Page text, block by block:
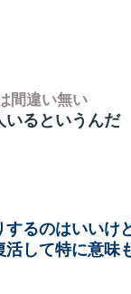
間違い無い
いるというんだ
るのはいいけ
して特に意味